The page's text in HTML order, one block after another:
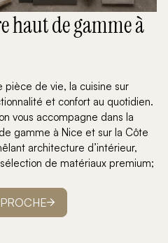
haut de gamme à
pièce de vie, la cuisine sur
et confort au quotidien.
vous accompagne dans la
gamme à Nice et sur la Côte
architecture d’intérieur,
de matériaux premium;